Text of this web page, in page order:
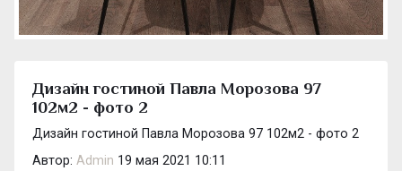
Дизайн гостиной Павла Морозова 97
102м2 - фото 2
Дизайн гостиной Павла Морозова 97 102м2 - фото 2
Автор: Admin 19 мая 2021 10:11